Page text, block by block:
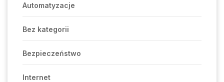
Automatyzacje
Bez kategorii
Bezpieczeństwo
Internet